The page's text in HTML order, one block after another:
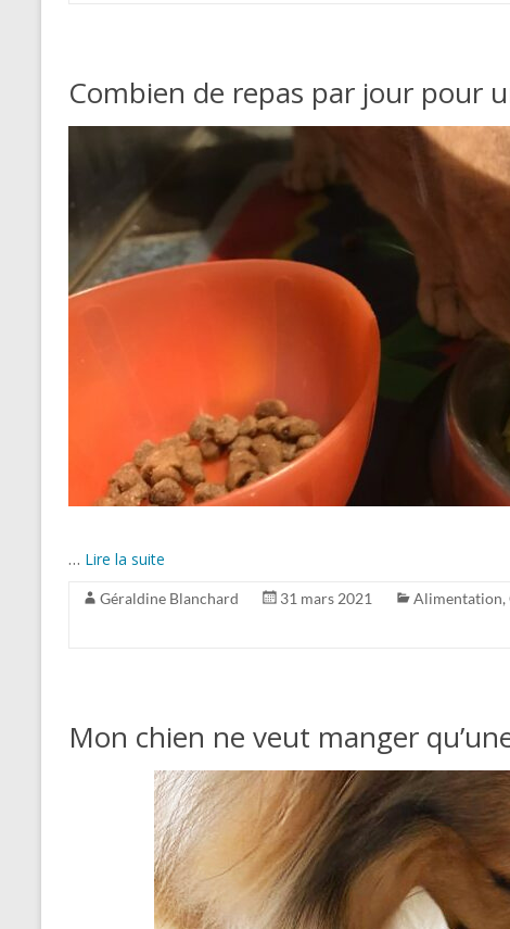
Combien de repas par jour pour
… Lire la suite
Géraldine Blanchard 31 mars 2021 Alimentation,
Mon chien ne veut manger